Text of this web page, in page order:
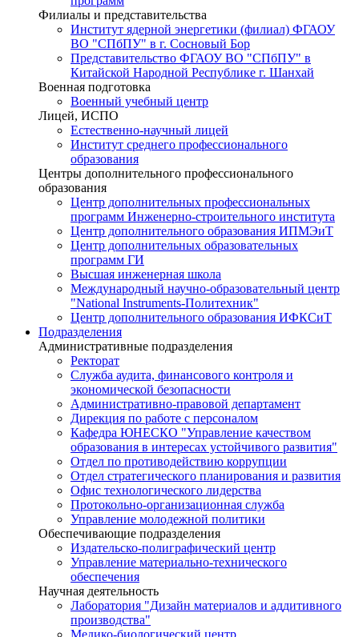
Филиалы и представительства
Институт ядерной энергетики (филиал) ФГАОУ
ВО "СПбПУ" в г. Сосновый Бор
Представительство ФГАОУ ВО "СПбПУ" в
Китайской Народной Республике г. Шанхай
Военная подготовка
Военный учебный центр
Лицей, ИСПО
Естественно-научный лицей
Институт среднего профессионального
образования
Центры дополнительного профессионального
образования
Центр дополнительных профессиональных
программ Инженерно-строительного института
Центр дополнительного образования ИПМЭиТ
Центр дополнительных образовательных
программ ГИ
Высшая инженерная школа
Международный научно-образовательный центр
"National Instruments-Политехник"
Центр дополнительного образования ИФКСиТ
Подразделения
Административные подразделения
Ректорат
Служба аудита, финансового контроля и
экономической безопасности
Административно-правовой департамент
Дирекция по работе с персоналом
Кафедра ЮНЕСКО "Управление качеством
образования в интересах устойчивого развития"
Отдел по противодействию коррупции
Отдел стратегического планирования и развития
Офис технологического лидерства
Протокольно-организационная служба
Управление молодежной политики
Обеспечивающие подразделения
Издательско-полиграфический центр
Управление материально-технического
обеспечения
Научная деятельность
Лаборатория "Дизайн материалов и аддитивного
производства"
Медико-биологический центр